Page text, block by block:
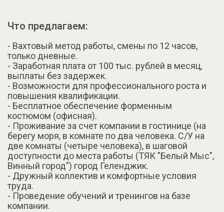
Что предлагаем:
- Вахтовый метод работы, смены по 12 часов,
только дневные.
- Заработная плата от 100 тыс. рублей в месяц,
выплаты без задержек.
- Возможности для профессионального роста и
повышения квалификации.
- Бесплатное обеспечение форменным
костюмом (офисная).
- Проживание за счет компании в гостинице (на
берегу моря, в комнате по два человека. С/У на
две комнаты (четыре человека), в шаговой
доступности до места работы (ТЯК "Белый Мыс",
Винный город") город Геленджик.
- Дружный коллектив и комфортные условия
труда.
- Проведение обучений и тренингов на базе
компании.